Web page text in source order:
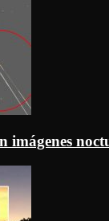
imágenes